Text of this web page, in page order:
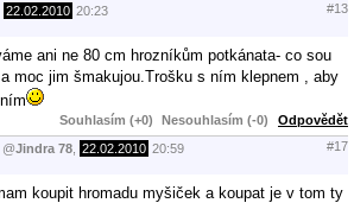
22.02.2010 20:23 #13
ani ne 80 cm hrozníkům potkánata- co sou
moc jim šmakujou.Trošku s ním klepnem , aby
Souhlasím (+0) Nesouhlasím (-0) Odpovědět
@Jindra 78 22.02.2010 20:59 #17
koupit hromadu myšiček a koupat je v tom ty